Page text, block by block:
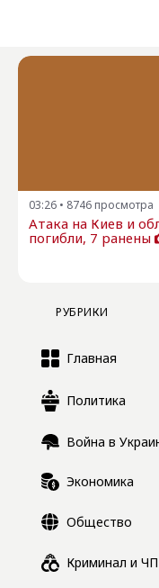
03:26 • 8746 просмотра
Атака на Киев и
погибли, 7 ранены
РУБРИКИ
Главная
Политика
Война в
Экономика
Общество
Криминал и ЧП